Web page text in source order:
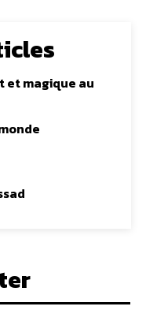
et magique au